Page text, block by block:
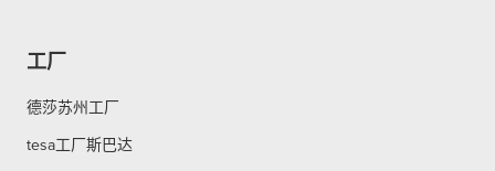
工厂
德莎苏州工厂
tesa工厂斯巴达